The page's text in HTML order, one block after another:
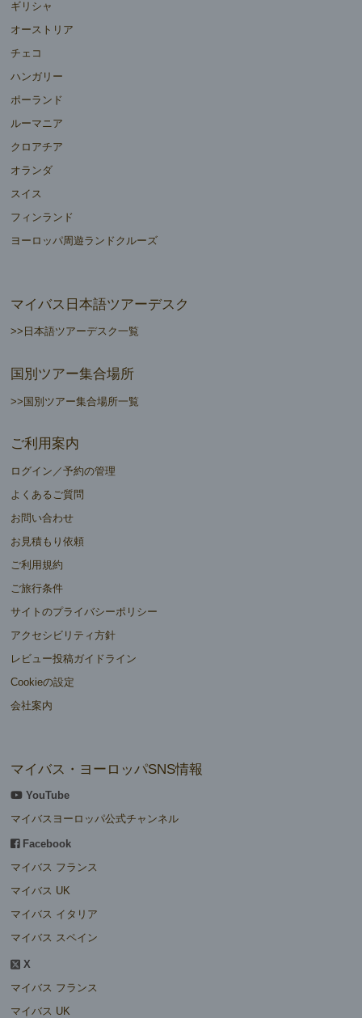
ギリシャ
オーストリア
チェコ
ハンガリー
ポーランド
ルーマニア
クロアチア
オランダ
スイス
フィンランド
ヨーロッパ周遊ランドクルーズ
マイバス日本語ツアーデスク
>>日本語ツアーデスク一覧
国別ツアー集合場所
>>国別ツアー集合場所一覧
ご利用案内
ログイン／予約の管理
よくあるご質問
お問い合わせ
お見積もり依頼
ご利用規約
ご旅行条件
サイトのプライバシーポリシー
アクセシビリティ方針
レビュー投稿ガイドライン
Cookieの設定
会社案内
マイバス・ヨーロッパSNS情報
YouTube
マイバスヨーロッパ公式チャンネル
Facebook
マイバス フランス
マイバス UK
マイバス イタリア
マイバス スペイン
X
マイバス フランス
マイバス UK